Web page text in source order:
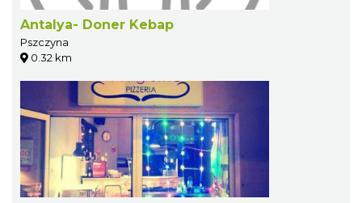
Antalya- Doner Kebap
Pszczyna
0.32 km